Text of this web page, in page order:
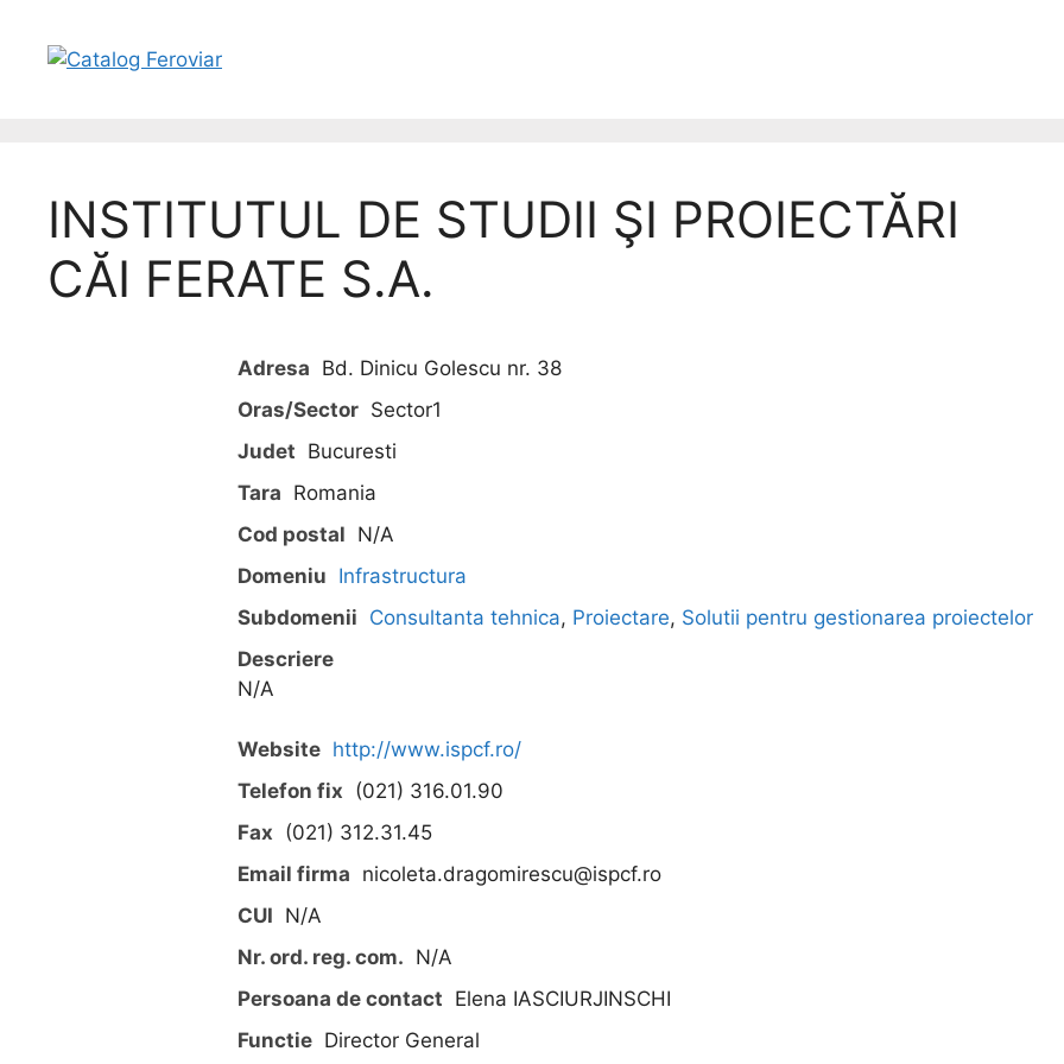
INSTITUTUL DE STUDII ŞI PROIECTĂRI
CĂI FERATE S.A.
Adresa Bd. Dinicu Golescu nr. 38
Oras/Sector Sector1
Judet Bucuresti
Tara Romania
Cod postal N/A
Domeniu Infrastructura
Subdomenii Consultanta tehnica, Proiectare, Solutii pentru gestionarea proiectelor
Descriere
N/A
Website http://www.ispcf.ro/
Telefon fix (021) 316.01.90
Fax (021) 312.31.45
Email firma nicoleta.dragomirescu@ispcf.ro
CUI N/A
Nr. ord. reg. com. N/A
Persoana de contact Elena IASCIURJINSCHI
Functie Director General